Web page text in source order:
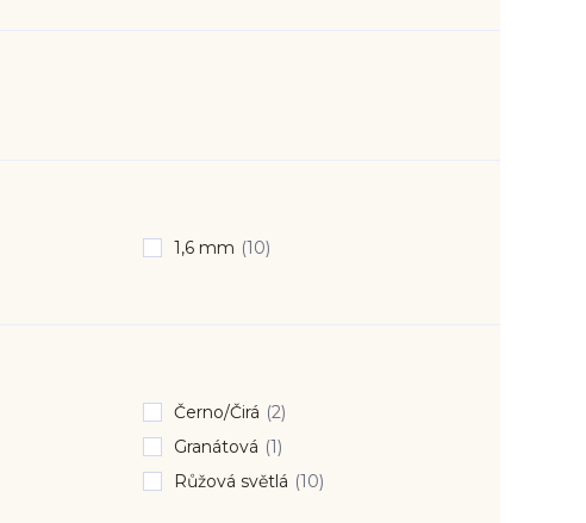
1,6 mm (10)
Černo/Čirá (2)
Granátová (1)
Růžová světlá (10)